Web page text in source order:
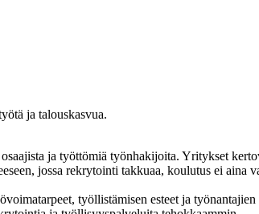
osaajista ja työttömiä työnhakijoita. Yritykset
jossa rekrytointi takkuaa, koulutus ei aina
työllistämisen esteet ja